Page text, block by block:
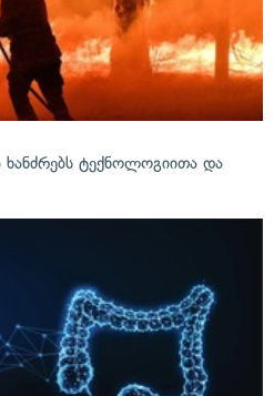
ტექნოლოგიითა და